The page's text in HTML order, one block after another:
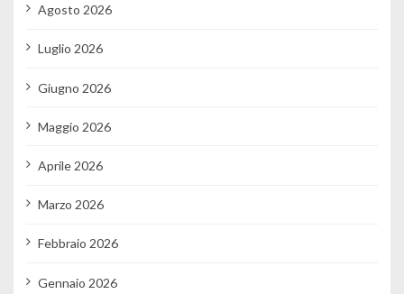
Agosto 2026
Luglio 2026
Giugno 2026
Maggio 2026
Aprile 2026
Marzo 2026
Febbraio 2026
Gennaio 2026